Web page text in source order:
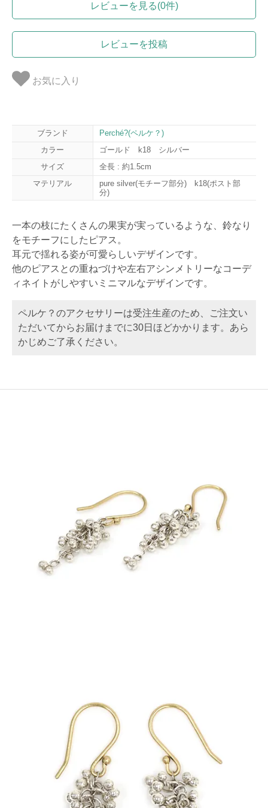
レビューを見る(0件)
レビューを投稿
お気に入り
ブランド
Perché?(ペルケ？)
カラー
ゴールド k18 シルバー
サイズ
全長 : 約1.5cm
マテリアル
pure silver(モチーフ部分) k18(ポスト部
分)
一本の枝にたくさんの果実が実っているような、鈴なり
をモチーフにしたピアス。
耳元で揺れる姿が可愛らしいデザインです。
他のピアスとの重ねづけや左右アシンメトリーなコーデ
ィネイトがしやすいミニマルなデザインです。
ペルケ？のアクセサリーは受注生産のため、ご注文い
ただいてからお届けまでに30日ほどかかります。あら
かじめご了承ください。